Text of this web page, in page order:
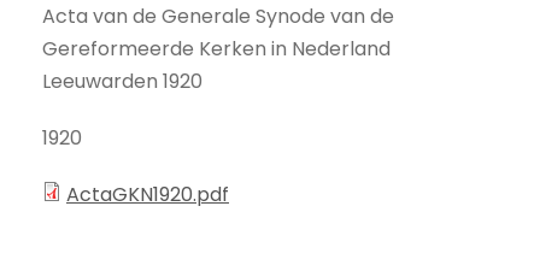
Acta van de Generale Synode van de
Gereformeerde Kerken in Nederland
Leeuwarden 1920
1920
ActaGKN1920.pdf